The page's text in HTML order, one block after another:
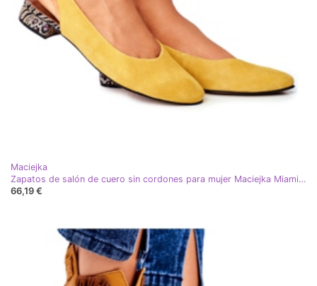
Maciejka
Zapatos de salón de cuero sin cordones para mujer Maciejka Miami Yellow 04482-07 amarillo
66,19 €